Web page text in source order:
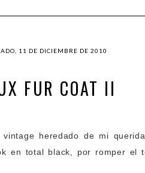
11 DE DICIEMBRE DE 2010
FUR COAT II
heredado de mi
en total black, por romper el